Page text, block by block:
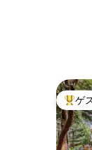
大好
ゲ